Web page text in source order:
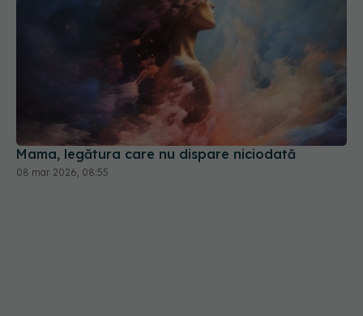
Mama, legătura care nu dispare niciodată
08 mar 2026, 08:55